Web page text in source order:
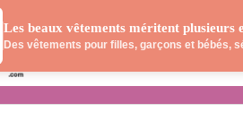
ACTIVITÉS NOS
Les beaux vêtements méritent plusieurs
Des vêtements pour filles, garçons et bébés,